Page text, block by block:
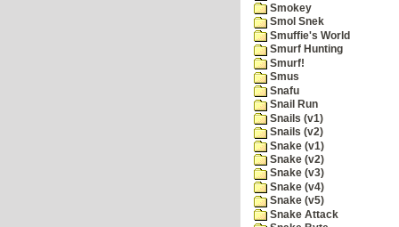
Smokey
Smol Snek
Smuffie's World
Smurf Hunting
Smurf!
Smus
Snafu
Snail Run
Snails (v1)
Snails (v2)
Snake (v1)
Snake (v2)
Snake (v3)
Snake (v4)
Snake (v5)
Snake Attack